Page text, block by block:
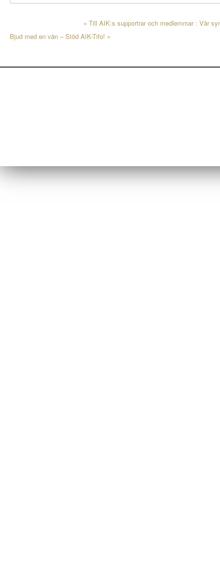
« Till AIK:s supportrar och medlemmar : Vår
Bjud med en vän – Stöd AIK-Tifo! »